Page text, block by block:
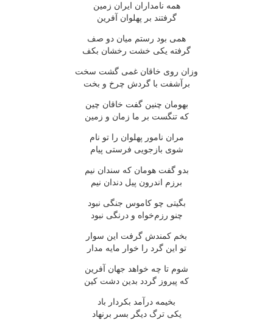
همه نامداران ایران زمین
گرفتند بر پهلوان آفرین
همی بود رستم میان دو صف
گرفته یکی خشت رخشان بکف
وزان روی خاقان غمی گشت سخت
برآشفت با گردش چرخ و بخت
بهومان چنین گفت خاقان چین
که تنگست بر ما زمان و زمین
مران نامور پهلوان را تو نام
شوی بازجویی فرستی پیام
بدو گفت هومان که سندان نیم
برزم اندرون پیل دندان نیم
بگیتی چو کاموس جنگی نبود
چنو رزم‌خواه و درنگی نبود
بخم کمندش گرفت این سوار
تو این گرد را خوار مایه مدار
شوم تا چه خواهد جهان آفرین
که پیروز گردد بدین دشت کین
بخیمه درآمد بکردار باد
یکی ترگ دیگر بسر برنهاد